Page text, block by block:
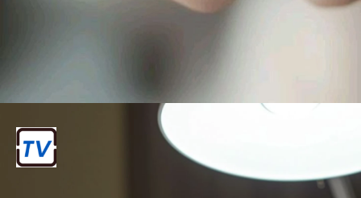
महंगे
नेल एक्सटेंशन की लागत काफी अधिक हो सकती